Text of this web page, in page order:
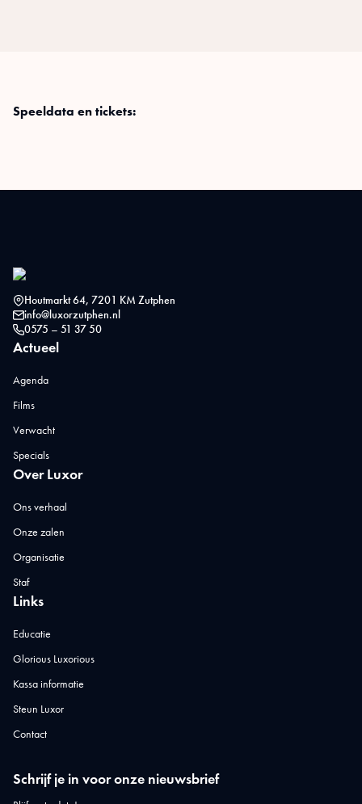
Speeldata en tickets:
Houtmarkt 64, 7201 KM Zutphen
info@luxorzutphen.nl
0575 – 51 37 50
Actueel
Agenda
Films
Verwacht
Specials
Over Luxor
Ons verhaal
Onze zalen
Organisatie
Staf
Links
Educatie
Glorious Luxorious
Kassa informatie
Steun Luxor
Contact
Schrijf je in voor onze nieuwsbrief